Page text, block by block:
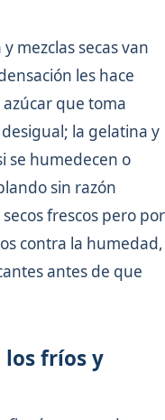
mezclas secas van
les hace
que toma
la gelatina y
se humedecen o
sin razón
frescos pero por
contra la humedad,
antes de que
los fríos y